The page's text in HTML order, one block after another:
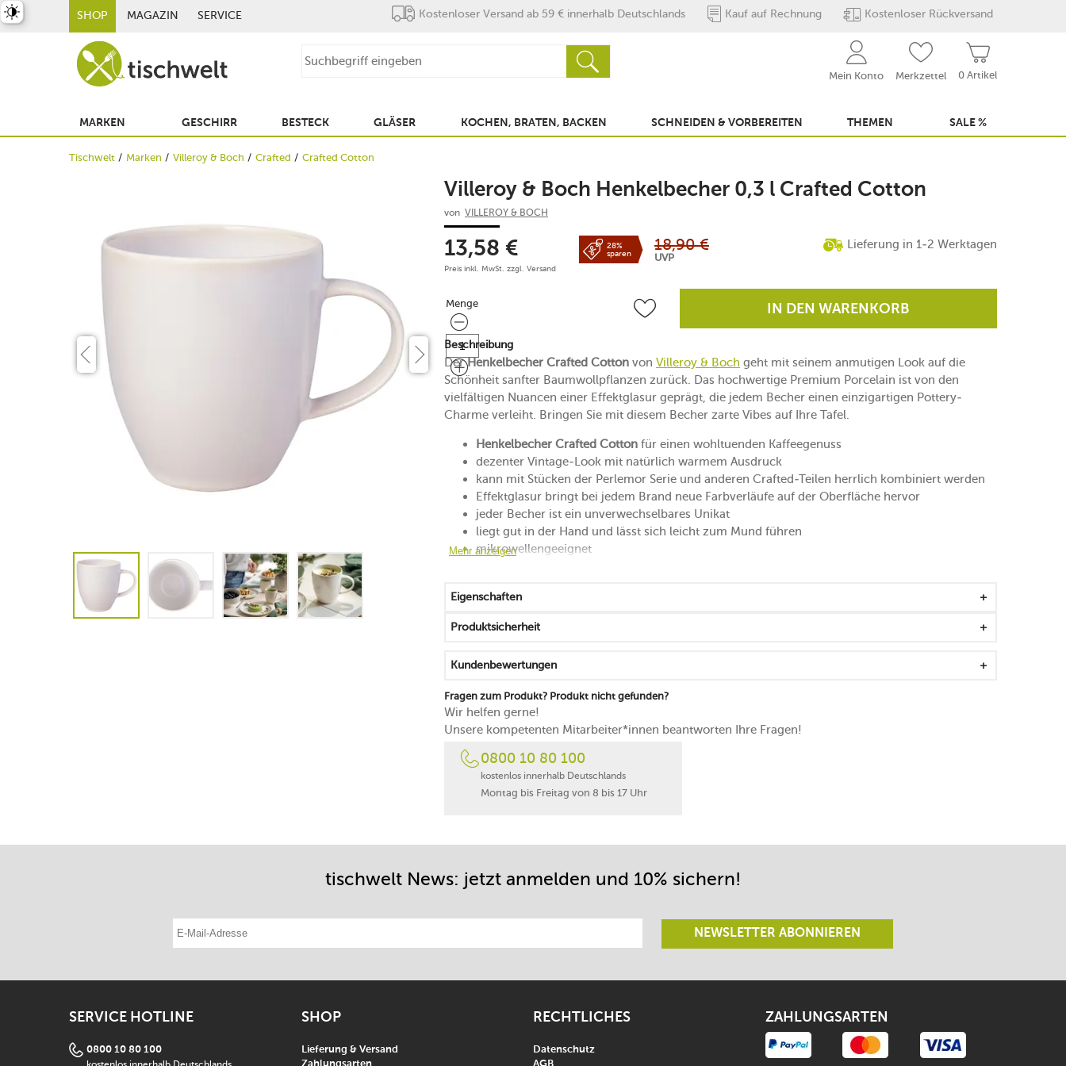
SHOP MAGAZIN SERVICE Kostenloser Versand ab 59 € innerhalb Deutschlands Kauf auf Rechnung Kostenloser Rückversand
0 Artikel
Mein Konto Merkzettel
MARKEN GESCHIRR BESTECK GLÄSER KOCHEN, BRATEN, BACKEN SCHNEIDEN & VORBEREITEN THEMEN SALE %
Tischwelt Marken Villeroy & Boch Crafted Crafted Cotton
Villeroy & Boch Henkelbecher 0,3 l Crafted Cotton
von VILLEROY & BOCH
13,58 €
Preis inkl. MwSt. zzgl. Versand
28%
sparen
18,90 €
UVP
Lieferung in 1-2 Werktagen
Menge
Menge IN DEN WARENKORB
Beschreibung
DerHenkelbecher Crafted Cotton von Villeroy & Boch geht mit seinem anmutigen Look auf die
Schönheit sanfter Baumwollpflanzen zurück. Das hochwertige Premium Porcelain ist von den
vielfältigen Nuancen einer Effektglasur geprägt, die jedem Becher einen einzigartigen Pottery-
Charme verleiht. Bringen Sie mit diesem Becher zarte Vibes auf Ihre Tafel.
Henkelbecher Crafted Cotton für einen wohltuenden Kaffeegenuss
dezenter Vintage-Look mit natürlich warmem Ausdruck
kann mit Stücken der Perlemor Serie und anderen Crafted-Teilen herrlich kombiniert werden
Effektglasur bringt bei jedem Brand neue Farbverläufe auf der Oberfläche hervor
jeder Becher ist ein unverwechselbares Unikat
liegt gut in der Hand und lässt sich leicht zum Mund führen
mikrowellengeeignet
Mehr anzeigen
Eigenschaften
Produktsicherheit
Kundenbewertungen
Fragen zum Produkt? Produkt nicht gefunden?
Wir helfen gerne!
Unsere kompetenten Mitarbeiter*innen beantworten Ihre Fragen!
0800 10 80 100
kostenlos innerhalb Deutschlands
Montag bis Freitag von 8 bis 17 Uhr
tischwelt News: jetzt anmelden und 10% sichern!
E-Mail-Adresse eintragen
NEWSLETTER ABONNIEREN
SERVICE HOTLINE
0800 10 80 100
SHOP
Lieferung & Versand
RECHTLICHES
Datenschutz
ZAHLUNGSARTEN
umschalten